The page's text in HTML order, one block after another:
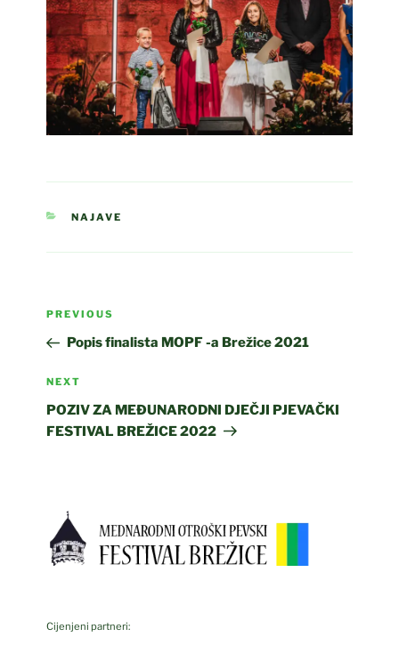
CATEGORIES
NAJAVE
Post
Previous
Post
PREVIOUS
Popis finalista MOPF -a Brežice 2021
Next
Post
NEXT
POZIV ZA MEĐUNARODNI DJEČJI PJEVAČKI
FESTIVAL BREŽICE 2022
Cijenjeni partneri: